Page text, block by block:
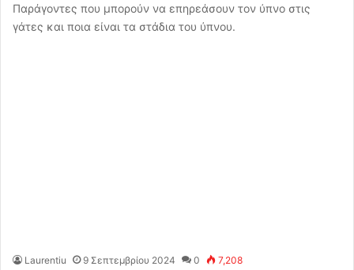
Παράγοντες που μπορούν να επηρεάσουν τον ύπνο στις
γάτες και ποια είναι τα στάδια του ύπνου.
Laurentiu 9 Σεπτεμβρίου 2024 0 7,208